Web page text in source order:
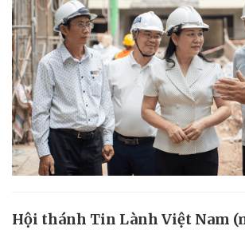
Hội thánh Tin Lành Việt Nam